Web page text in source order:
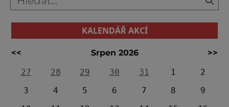
KALENDÁŘ AKCÍ
<< Srpen 2026
>>
27
28 29 30 31 1
2
3
4 5 6 7 8
9